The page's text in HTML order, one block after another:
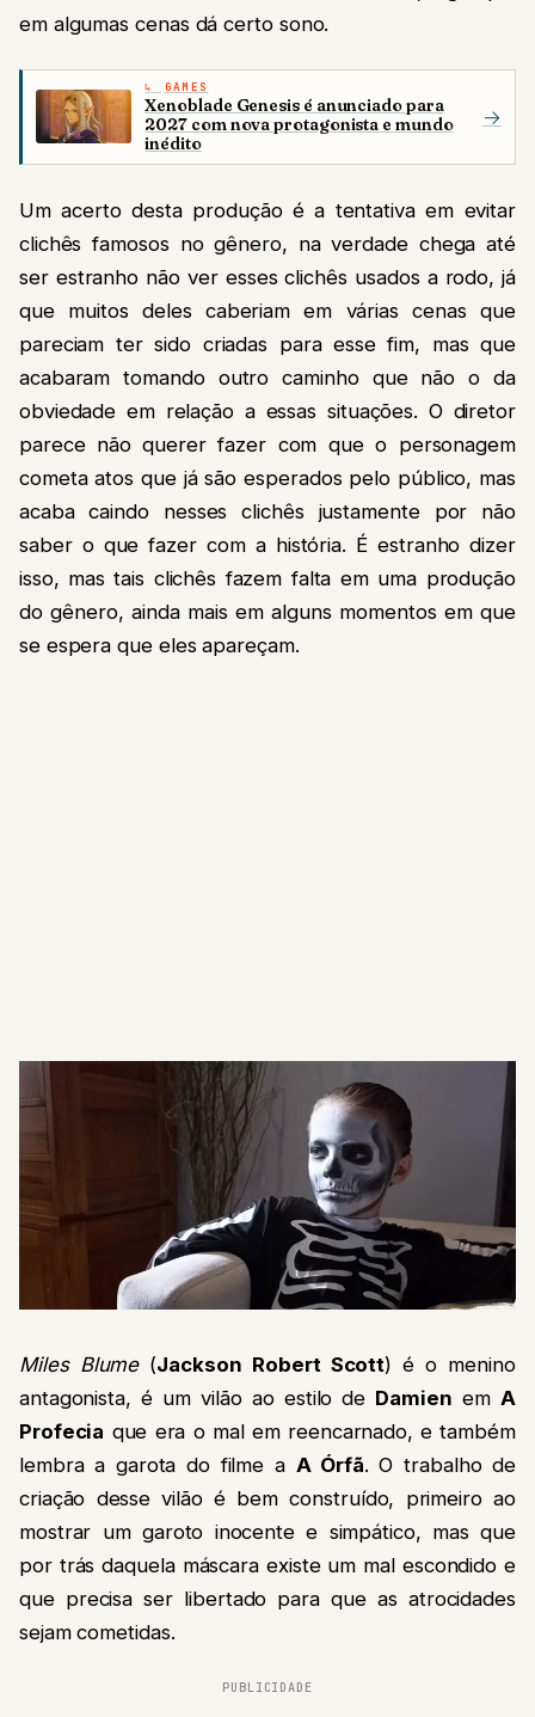
em algumas cenas dá certo sono.
GAMES
Xenoblade Genesis é anunciado para
2027 com nova protagonista e mundo
inédito
→
Um acerto desta produção é a tentativa em evitar
clichês famosos no gênero, na verdade chega até
ser estranho não ver esses clichês usados a rodo, já
que muitos deles caberiam em várias cenas que
pareciam ter sido criadas para esse fim, mas que
acabaram tomando outro caminho que não o da
obviedade em relação a essas situações. O diretor
parece não querer fazer com que o personagem
cometa atos que já são esperados pelo público, mas
acaba caindo nesses clichês justamente por não
saber o que fazer com a história. É estranho dizer
isso, mas tais clichês fazem falta em uma produção
do gênero, ainda mais em alguns momentos em que
se espera que eles apareçam.
Miles Blume(Jackson Robert Scott) é o menino
antagonista, é um vilão ao estilo de Damien emA
Profecia que era o mal em reencarnado, e também
lembra a garota do filme a A Órfã. O trabalho de
criação desse vilão é bem construído, primeiro ao
mostrar um garoto inocente e simpático, mas que
por trás daquela máscara existe um mal escondido e
que precisa ser libertado para que as atrocidades
sejam cometidas.
PUBLICIDADE